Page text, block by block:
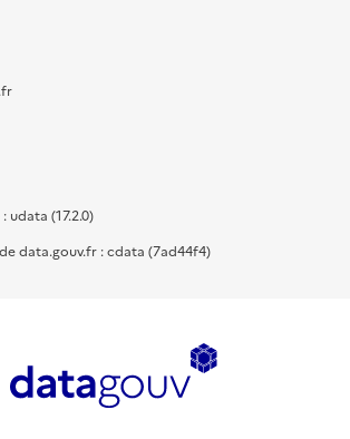
udata (17.2.0)
data.gouv.fr : cdata (7ad44f4)